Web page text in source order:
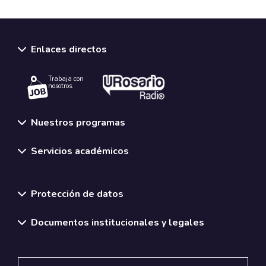
Enlaces directos
Trabaja con
nosotros.
Nuestros programas
Servicios académicos
Protección de datos
Documentos institucionales y legales